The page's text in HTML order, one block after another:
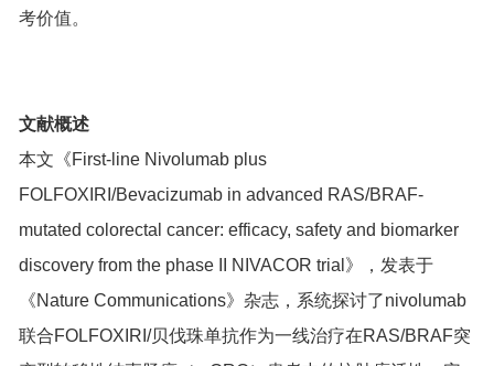
考价值。
文献概述
本文《First-line Nivolumab plus
FOLFOXIRI/Bevacizumab in advanced RAS/BRAF-
mutated colorectal cancer: efficacy, safety and biomarker
discovery from the phase II NIVACOR trial》，发表于
《Nature Communications》杂志，系统探讨了nivolumab
联合FOLFOXIRI/贝伐珠单抗作为一线治疗在RAS/BRAF突